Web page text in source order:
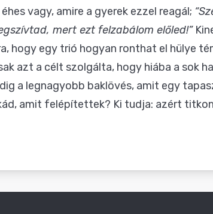
vagy, amire a gyerek ezzel reagál;
mert ezt felzabálom előled!”
hogy egy trió hogyan ronthat el hülye
azt a célt szolgálta, hogy hiába a sok
a legnagyobb baklövés, amit egy
amit felépítettek? Ki tudja: azért